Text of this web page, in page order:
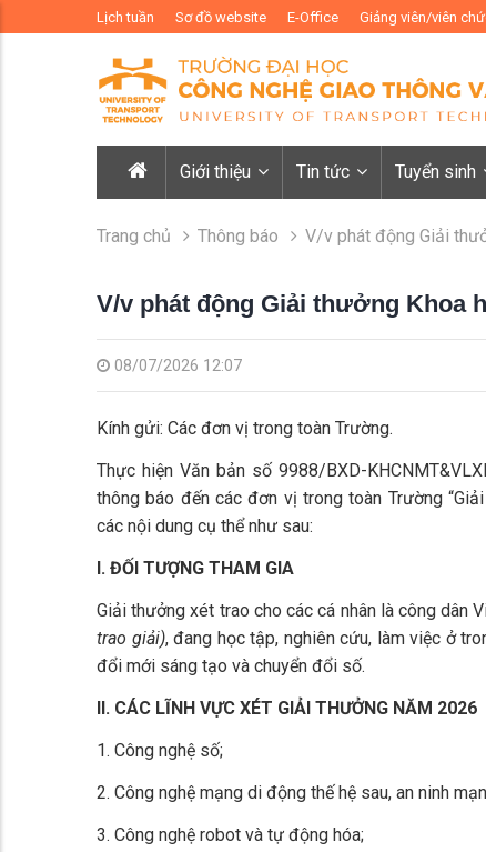
Lịch tuần Sơ đồ website E-Office Giảng viên/viên
Giới thiệu Tin tức Tuyển sinh
Trang chủ Thông báo V/v phát động Giải
V/v phát động Giải thưởng Khoa
08/07/2026 12:07
Kính gửi: Các đơn vị trong toàn Trường.
Thực hiện Văn bản số 9988/BXD-
thông báo đến các đơn vị trong toàn Trường
các nội dung cụ thể như sau:
I. ĐỐI TƯỢNG THAM GIA
Giải thưởng xét trao cho các cá nhân là công dân
trao giải), đang học tập, nghiên cứu, làm việc ở
đổi mới sáng tạo và chuyển đổi số.
II. CÁC LĨNH VỰC XÉT GIẢI THƯỞNG NĂM 2026
1. Công nghệ số;
2. Công nghệ mạng di động thế hệ sau, an ninh
3. Công nghệ robot và tự động hóa;